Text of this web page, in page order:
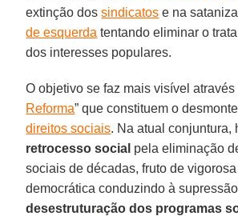
extinção dossindicatos e na
de esquerda tentando eliminar o
dos interesses populares.
O objetivo se faz mais visível através
Reforma” que constituem o
direitos sociais. Na atual conjuntura,
retrocesso social pela eliminação
sociais de décadas, fruto de
democrática conduzindo à
desestruturação dos programas